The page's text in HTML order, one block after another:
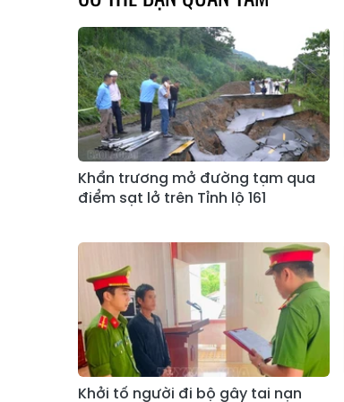
Khẩn trương mở đường tạm qua
điểm sạt lở trên Tỉnh lộ 161
Khởi tố người đi bộ gây tai nạn